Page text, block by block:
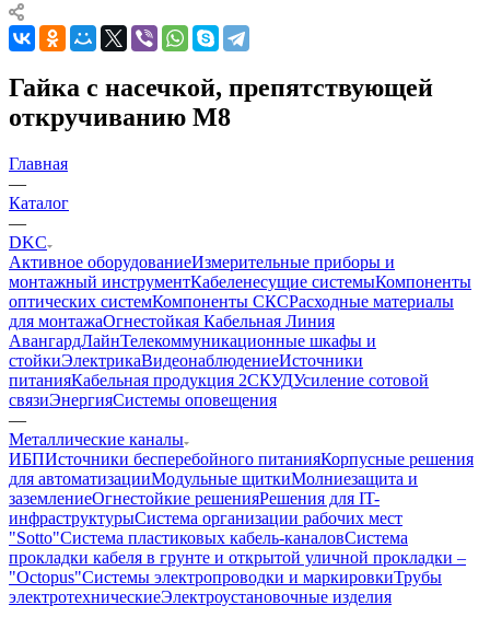
Гайка с насечкой, препятствующей
откручиванию М8
Главная
—
Каталог
—
DKC
Активное оборудованиеИзмерительные приборы и
монтажный инструментКабеленесущие системыКомпоненты
оптических системКомпоненты СКСРасходные материалы
для монтажаОгнестойкая Кабельная Линия
АвангардЛайнТелекоммуникационные шкафы и
стойкиЭлектрикаВидеонаблюдениеИсточники
питанияКабельная продукция 2СКУДУсиление сотовой
связиЭнергияСистемы оповещения
—
Металлические каналы
ИБПИсточники бесперебойного питанияКорпусные решения
для автоматизацииМодульные щиткиМолниезащита и
заземлениеОгнестойкие решенияРешения для IT-
инфраструктурыСистема организации рабочих мест
"Sotto"Система пластиковых кабель-каналовСистема
прокладки кабеля в грунте и открытой уличной прокладки –
"Octopus"Системы электропроводки и маркировкиТрубы
электротехническиеЭлектроустановочные изделия